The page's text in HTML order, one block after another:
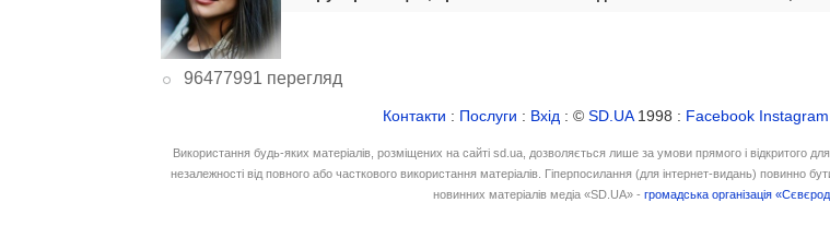
96477991 перегляд
Контакти : Послуги : Вхід : © SD.UA1998 : Facebook Instagram
Використання будь-яких матеріалів, розміщених на сайті sd.ua, дозволяється лише за умови прямого і
незалежності від повного або часткового використання матеріалів. Гіперпосилання (для інтернет-видань) повинно
новинних матеріалів медіа «SD.UA» - громадська організація